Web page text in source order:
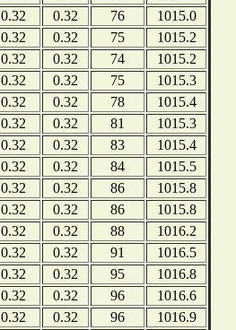
0.32 0.32 76
1015.0
0.32 0.32 75
1015.2
0.32 0.32 74
1015.2
0.32 0.32 75
1015.3
0.32 0.32 78
1015.4
0.32 0.32 81
1015.3
0.32 0.32 83
1015.4
0.32 0.32 84
1015.5
0.32 0.32 86
1015.8
0.32 0.32 86
1015.8
0.32 0.32 88
1016.2
0.32 0.32 91
1016.5
0.32 0.32 95
1016.8
0.32 0.32 96
1016.6
0.32 0.32 96
1016.9